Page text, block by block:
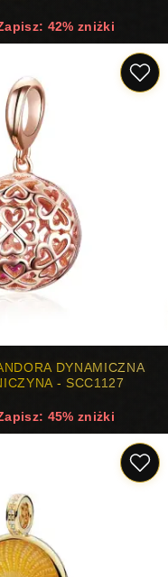
42% zniżki
DYNAMICZNA
- SCC1127
45% zniżki